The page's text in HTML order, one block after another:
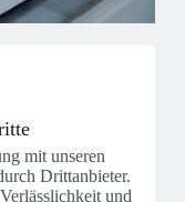
mit unseren
Drittanbieter.
und